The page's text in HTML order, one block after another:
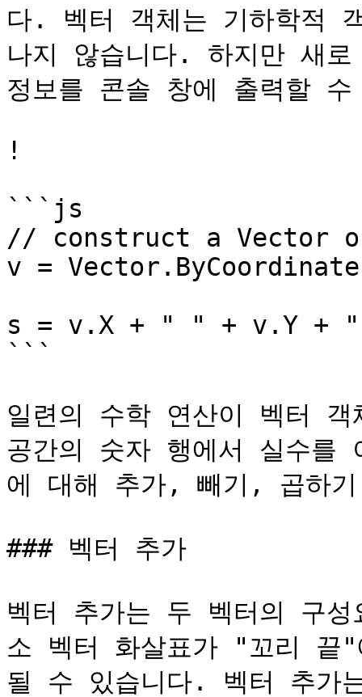
다. 벡터 객체는 기하학적
나지 않습니다. 하지만 새
정보를 콘솔 창에 출력할
!
```js
// construct a Vector
v =
s = v.X + " " + v.Y +
```
일련의 수학 연산이 벡터
공간의 숫자 행에서 실수를
에 대해 추가, 빼기, 곱하
### 벡터 추가
벡터 추가는 두 벡터의 구
소 벡터 화살표가 "꼬리 끝
될 수 있습니다. 벡터 추가